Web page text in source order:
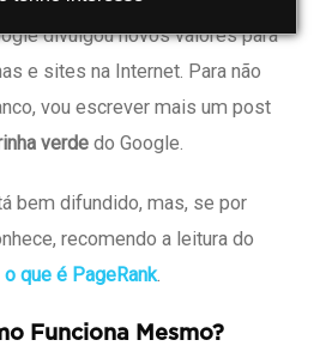
divulgou novos valores para
e sites na Internet. Para não
vou escrever mais um post
verde do Google.
bem difundido, mas, se por
recomendo a leitura do
o que é PageRank.
Funciona Mesmo?